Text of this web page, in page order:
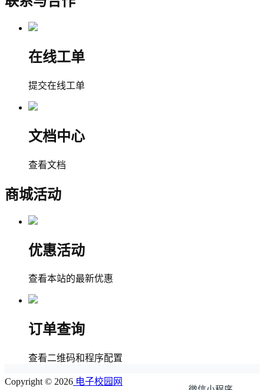
在线工单
提交在线工单
文档中心
查看文档
商城活动
优惠活动
查看本站的最新优惠
订单查询
查看二维码和程序配置
Copyright © 2026 电子校园网